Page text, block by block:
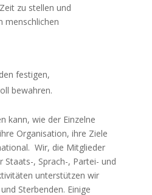
zu stellen und
menschlichen
festigen,
bewahren.
kann, wie der Einzelne
Organisation, ihre Ziele
Wir, die Mitglieder
, Sprach-, Partei- und
unterstützen wir
Sterbenden. Einige